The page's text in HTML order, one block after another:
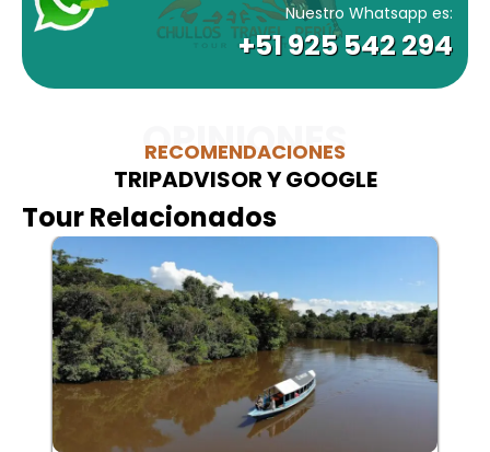
Nuestro Whatsapp es:
+51 925 542 294
OPINIONES
RECOMENDACIONES
TRIPADVISOR Y GOOGLE
Tour Relacionados